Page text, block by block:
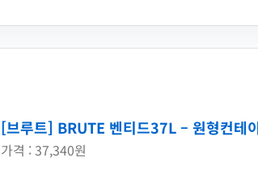
[브루트] BRUTE 벤티드37L – 원형컨테
가격 : 37,340원